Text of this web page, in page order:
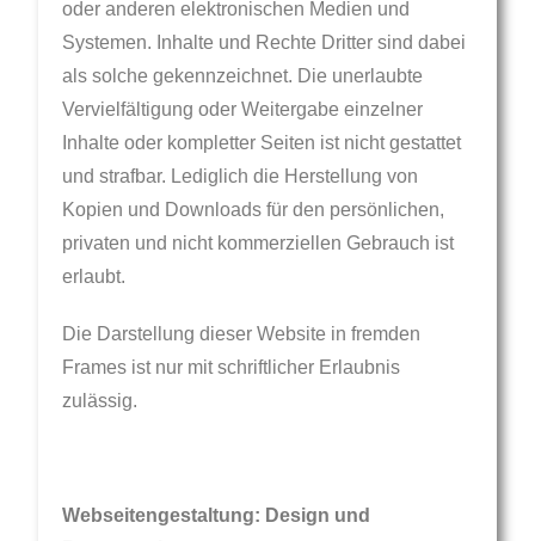
oder anderen elektronischen Medien und
Systemen. Inhalte und Rechte Dritter sind dabei
als solche gekennzeichnet. Die unerlaubte
Vervielfältigung oder Weitergabe einzelner
Inhalte oder kompletter Seiten ist nicht gestattet
und strafbar. Lediglich die Herstellung von
Kopien und Downloads für den persönlichen,
privaten und nicht kommerziellen Gebrauch ist
erlaubt.
Die Darstellung dieser Website in fremden
Frames ist nur mit schriftlicher Erlaubnis
zulässig.
Webseitengestaltung: Design und